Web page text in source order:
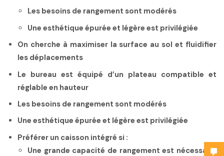
Les besoins de rangement sont modérés
Une esthétique épurée et légère est privilégiée
On cherche à maximiser la surface au sol et fluidifier
les déplacements
Le bureau est équipé d’un plateau compatible et
réglable en hauteur
Les besoins de rangement sont modérés
Une esthétique épurée et légère est privilégiée
Préférer un caisson intégré si :
Une grande capacité de rangement est nécessaire